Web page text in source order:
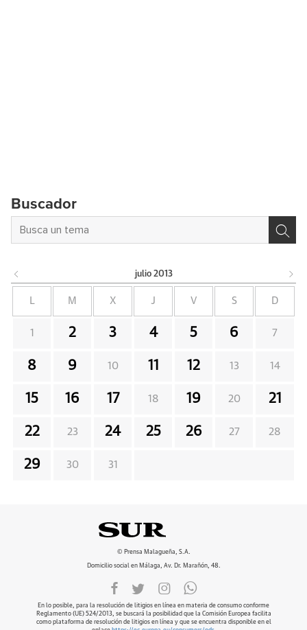
Buscador
julio 2013
L M X J V S D
1 2 3 4 5 6 7
8 9 10 11 12 13 14
15 16 17 18 19 20 21
22 23 24 25 26 27 28
29 30 31
© Prensa Malagueña, S.A.
Domicilio social en Málaga, Av. Dr. Marañón, 48.
En lo posible, para la resolución de litigios en línea en materia de consumo conforme
Reglamento (UE) 524/2013, se buscará la posibilidad que la Comisión Europea facilita
como plataforma de resolución de litigios en línea y que se encuentra disponible en el